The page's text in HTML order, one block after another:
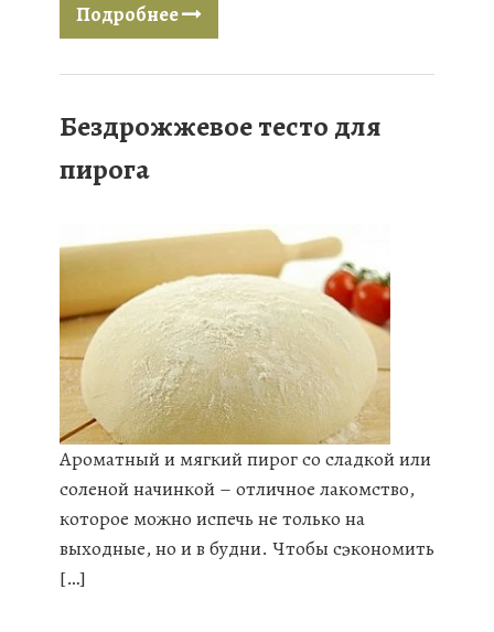
Подробнее
Бездрожжевое тесто для
пирога
Ароматный и мягкий пирог со сладкой или
соленой начинкой – отличное лакомство,
которое можно испечь не только на
выходные, но и в будни. Чтобы сэкономить
[…]